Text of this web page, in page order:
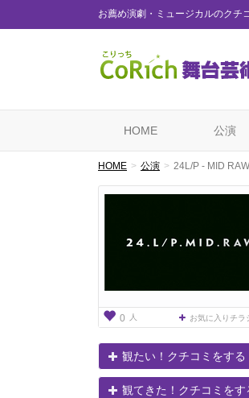
お薦め演劇・ミュージカルのクチ
HOME 公演
HOME 公演 24L/P - MID
0 人 お気に入りチラ
観たい！クチコミをする
観てきた！クチコミをす